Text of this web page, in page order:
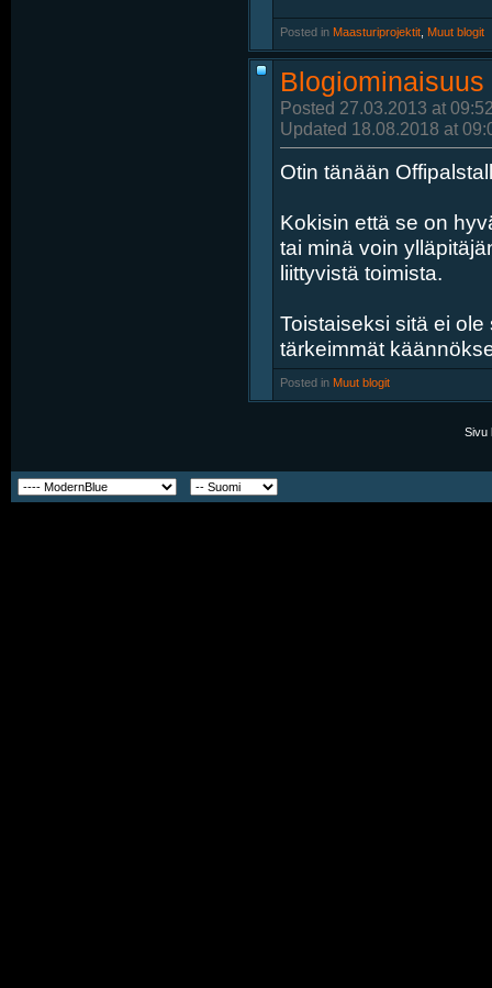
Posted in Maasturiprojektit Muut blogit
Posted 27.03.2013 at
Updated 18.08.2018 at
Otin tänään
Kokisin että se on
tai minä voin
liittyvistä toimista.
Toistaiseksi sitä ei
tärkeimmät
Posted in Muut blogit
Sivu